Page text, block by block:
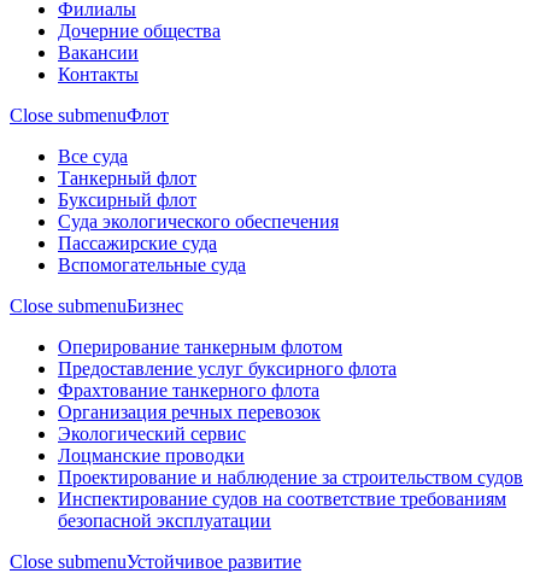
Филиалы
Дочерние общества
Вакансии
Контакты
Close submenuФлот
Все суда
Танкерный флот
Буксирный флот
Суда экологического обеспечения
Пассажирские суда
Вспомогательные суда
Close submenuБизнес
Оперирование танкерным флотом
Предоставление услуг буксирного флота
Фрахтование танкерного флота
Организация речных перевозок
Экологический сервис
Лоцманские проводки
Проектирование и наблюдение за строительством судов
Инспектирование судов на соответствие требованиям
безопасной эксплуатации
Close submenuУстойчивое развитие